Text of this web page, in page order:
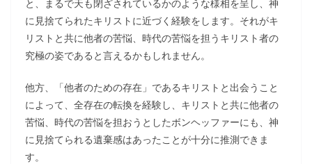
と、まるで天も閉ざされているかのような様相を呈し、神
に見捨てられたキリストに近づく経験をします。それがキ
リストと共に他者の苦悩、時代の苦悩を担うキリスト者の
究極の姿であると言えるかもしれません。
他方、「他者のための存在」であるキリストと出会うこと
によって、全存在の転換を経験し、キリストと共に他者の
苦悩、時代の苦悩を担おうとしたボンヘッファーにも、神
に見捨てられる遺棄感はあったことが十分に推測できま
す。